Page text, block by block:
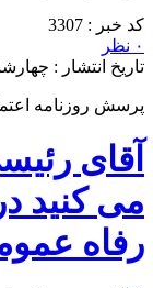
کد خبر : 3307
۰ نظر
تاریخ انتشار : چهارشنبه 18 مرداد 1402
پرسش روزنامه
آقای
می کنید
رفاه